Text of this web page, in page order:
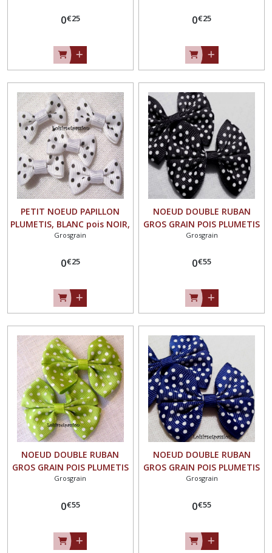
l'unité, Couture,
N°02
0€25
Vendu à l'unité, Couture,
N°02
0€25
PETIT NOEUD PAPILLON
PLUMETIS, BLANC pois NOIR,
Applique en Ruban Gros
l'unité, Couture,
N°02
Grosgrain
0€25
NOEUD DOUBLE RUBAN
GROS GRAIN POIS PLUMETIS
/ NOIR ** 5,5 x 4,5 cm **
Mariage couture barrette -
Grosgrain
0€55
NOEUD DOUBLE RUBAN
GROS GRAIN POIS PLUMETIS
/ VERT POMME ** 5,5 x 4,5
pour Mariage couture
N°01
Grosgrain
0€55
NOEUD DOUBLE RUBAN
GROS GRAIN POIS PLUMETIS
/ BLEU MARINE ** 5,5 x 4,5
pour Mariage couture
N°01
Grosgrain
0€55